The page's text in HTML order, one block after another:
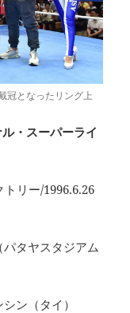
冠となったリング上
・スーパーライ
リー/1996.6.26
タヤスタジアム
ン（タイ）